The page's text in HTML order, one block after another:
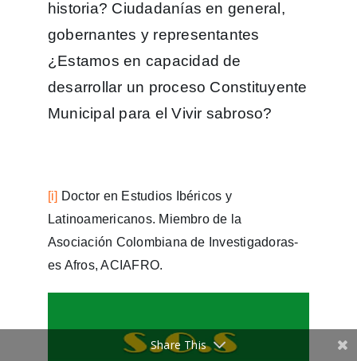
historia? Ciudadanías en general,
gobernantes y representantes
¿Estamos en capacidad de
desarrollar un proceso Constituyente
Municipal para el Vivir sabroso?
[i] Doctor en Estudios Ibéricos y
Latinoamericanos. Miembro de la
Asociación Colombiana de Investigadoras-
es Afros, ACIAFRO.
Share This